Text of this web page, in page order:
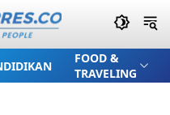
FOOD &
TRAVELING